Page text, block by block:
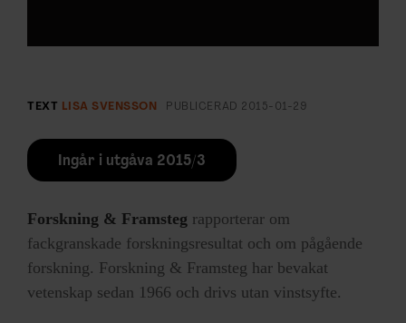
TEXT LISA SVENSSON PUBLICERAD 2015-01-29
Ingår i utgåva 2015/3
Forskning & Framsteg rapporterar om
fackgranskade forskningsresultat och om pågående
forskning. Forskning & Framsteg har bevakat
vetenskap sedan 1966 och drivs utan vinstsyfte.